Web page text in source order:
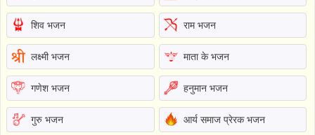
शिव भजन राम भजन
लक्ष्मी भजन माता के भजन
गणेश भजन हनुमान भजन
गुरु भजन आर्य समाज प्रेरक भजन